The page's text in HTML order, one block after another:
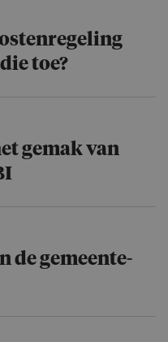
toe?
gemak van
de gemeente­